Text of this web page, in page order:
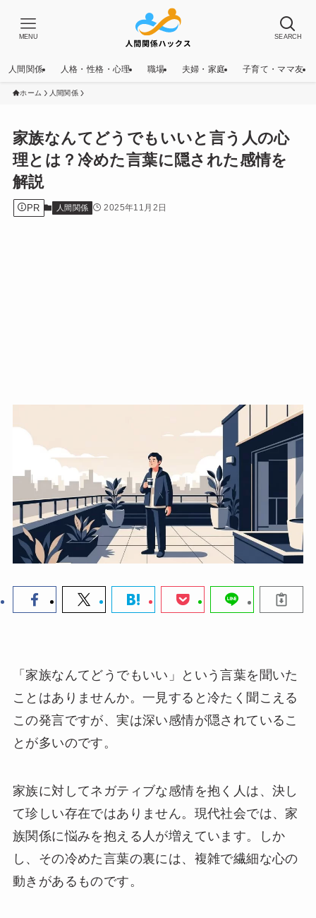
SEARCH
MENU
人間関係 人格・性格・心理 職場 夫婦・家庭 子育て・ママ友
ホーム 人間関係
家族なんてどうでもいいと言う人の心
理とは？冷めた言葉に隠された感情を
解説
PR 人間関係 2025年11月2日
「家族なんてどうでもいい」という言葉を聞いた
ことはありませんか。一見すると冷たく聞こえる
この発言ですが、実は深い感情が隠されているこ
とが多いのです。
家族に対してネガティブな感情を抱く人は、決し
て珍しい存在ではありません。現代社会では、家
族関係に悩みを抱える人が増えています。しか
し、その冷めた言葉の裏には、複雑で繊細な心の
動きがあるものです。